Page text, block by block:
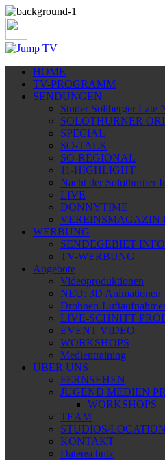
HOME
TV-PROGRAMM
SENDUNGEN
Studer Sollberger Late
SOLOTHURNER
SPECIAL
SO-TALK
SO-REGIONAL
11-HIGHLIGHT
Nacht der Solothurner
LIVE
DONNYTIME
VEREINSMAGAZIN
WERBUNG
SENDEGEBIET
TV-WERBUNG
Angebote
Videoproduktionen
NEU: 3D Animationen
Drohnen-
LIVE-SCHNITT
EVENT VIDEO
WORKSHOPS
Medientraining
ÜBER UNS
FERNSEHEN
JUGEND MEDIEN
WORKSHOPS
TEAM
STUDIOS/LOCATION
KONTAKT
Datenschutz